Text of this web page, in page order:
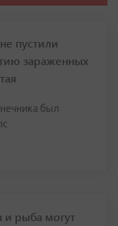
пустили
зараженных
был
и рыба могут